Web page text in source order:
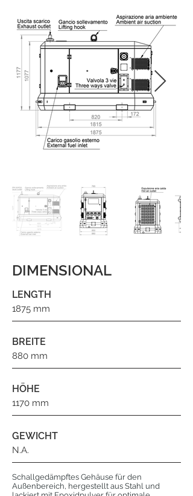
DIMENSIONAL
LENGTH
1875 mm
BREITE
880 mm
HÖHE
1170 mm
GEWICHT
N.A.
Schallgedämpftes Gehäuse für den
Außenbereich, hergestellt aus Stahl und